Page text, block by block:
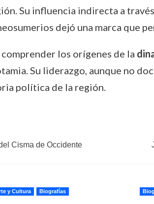
Su influencia indirecta a
dejó una marca que
los orígenes de la
Su liderazgo, aunque no
política de la región.
Cisma de Occidente
y Cultura Biografías